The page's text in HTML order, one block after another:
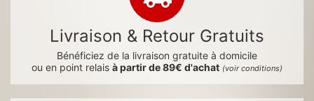
Livraison & Retour Gratuits
Bénéficiez de la livraison gratuite à domicile
ou en point relais à partir de 89€ d'achat (voir conditions)